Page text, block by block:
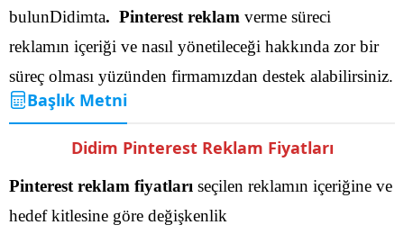
bulunDidimta. Pinterest reklam verme süreci
reklamın içeriği ve nasıl yönetileceği hakkında zor bir
süreç olması yüzünden firmamızdan destek alabilirsiniz.
Başlık Metni
Didim Pinterest Reklam Fiyatları
Pinterest reklam fiyatları seçilen reklamın içeriğine ve
hedef kitlesine göre değişkenlik